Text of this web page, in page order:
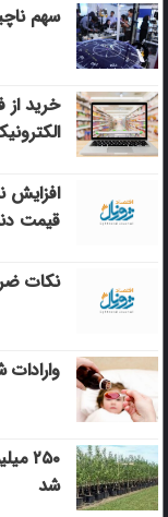
سهم
خرید از
افزایش
قیمت
نکات
۲۵۰
شد